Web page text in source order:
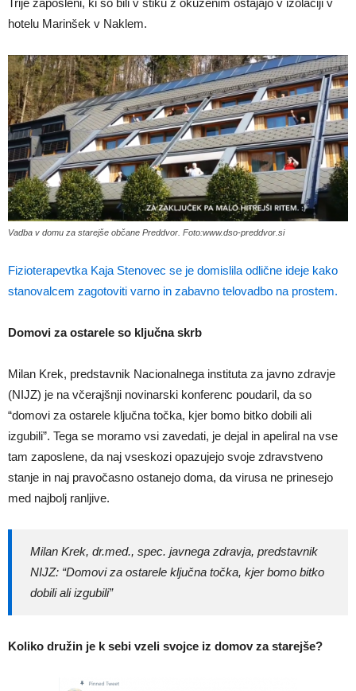
hotelu Marinšek v Naklem.
Vadba v domu za starejše občane Preddvor. Foto:www.dso-preddvor.si
Fizioterapevtka Kaja Stenovec se je domislila odlične ideje kako
stanovalcem zagotoviti varno in zabavno telovadbo na prostem.
Domovi za ostarele so ključna skrb
Milan Krek, predstavnik Nacionalnega instituta za javno zdravje
(NIJZ) je na včerajšnji novinarski konferenc poudaril, da so
“domovi za ostarele ključna točka, kjer bomo bitko dobili ali
izgubili”. Tega se moramo vsi zavedati, je dejal in apeliral na vse
tam zaposlene, da naj vseskozi opazujejo svoje zdravstveno
stanje in naj pravočasno ostanejo doma, da virusa ne prinesejo
med najbolj ranljive.
Milan Krek, dr.med., spec. javnega zdravja, predstavnik
NIJZ: “Domovi za ostarele ključna točka, kjer bomo bitko
dobili ali izgubili”
Koliko družin je k sebi vzeli svojce iz domov za starejše?